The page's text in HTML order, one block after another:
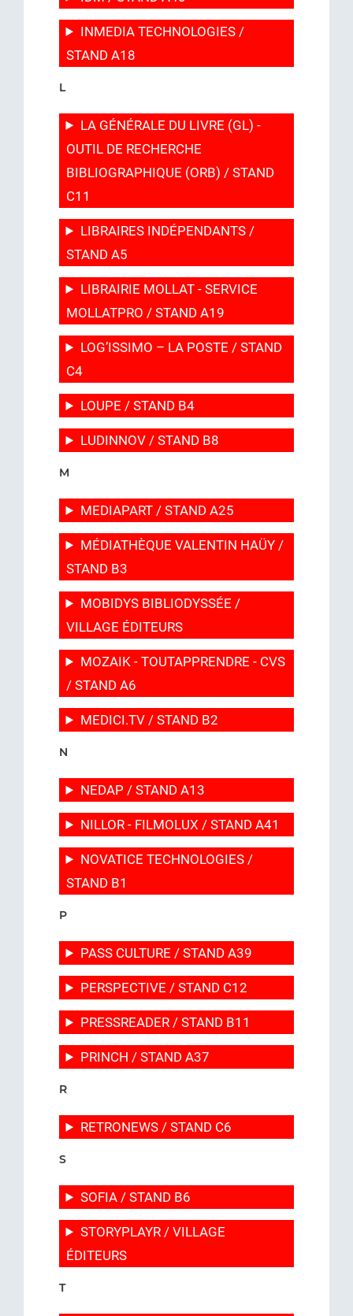
INMEDIA TECHNOLOGIES /
STAND A18
L
LA GÉNÉRALE DU LIVRE (GL) -
OUTIL DE RECHERCHE
BIBLIOGRAPHIQUE (ORB) / STAND
C11
LIBRAIRES INDÉPENDANTS /
STAND A5
LIBRAIRIE MOLLAT - SERVICE
MOLLATPRO / STAND A19
LOG’ISSIMO – LA POSTE / STAND
C4
LOUPE / STAND B4
LUDINNOV / STAND B8
M
MEDIAPART / STAND A25
MÉDIATHÈQUE VALENTIN HAÜY /
STAND B3
MOBIDYS BIBLIODYSSÉE /
VILLAGE ÉDITEURS
MOZAIK - TOUTAPPRENDRE - CVS
/ STAND A6
MEDICI.TV / STAND B2
N
NEDAP / STAND A13
NILLOR - FILMOLUX / STAND A41
NOVATICE TECHNOLOGIES /
STAND B1
P
PASS CULTURE / STAND A39
PERSPECTIVE / STAND C12
PRESSREADER / STAND B11
PRINCH / STAND A37
R
RETRONEWS / STAND C6
S
SOFIA / STAND B6
STORYPLAYR / VILLAGE
ÉDITEURS
T